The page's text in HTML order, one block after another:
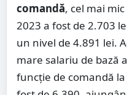
comandă, cel mai
2023 a fost de 2.703
un nivel de 4.891 lei.
mare salariu de bază
funcție de comandă